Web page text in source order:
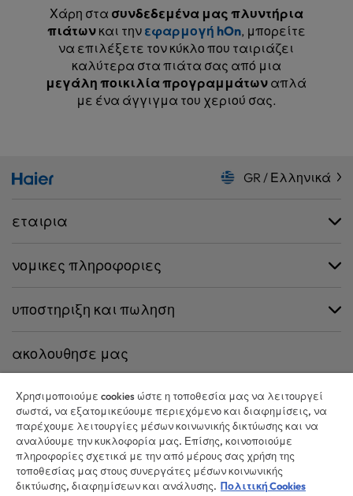
Χάρη στα συνδεδεμένα μας πλυντήρια
πιάτωνκαι την εφαρμογή hOn, μπορείτε
να επιλέξετε τον κύκλο που ταιριάζει
καλύτερα στα πιάτα σας από μια
μεγάλη ποικιλία προγραμμάτων απλά
με ένα άγγιγμα του χεριού σας.
GR / Ελληνικά
εταιρια
νομικες πληροφοριες
υποστηριξη και πωληση
ακολουθησε μας
CANDY HOOVER GROUP S.r.I. - Μοναδικός Μέτοχος - ΕΔΡΑ: Via Comolli,
57 - 20861 Brugherio (MB) - Ιταλία - ΔΙΟΙΚΗΤΙΚΑ ΓΡΑΦΕΙΑ: Via Privata Eden
Fumagalli snc - 20861 Brugherio (MB) και Via Trento n. 20/A-22 - 20871
Vimercate (MB) - Ιταλία - Τηλ.: +39.039.2086.1 - Φαξ: +39.039.2086.237 -
Χρησιμοποιούμε cookies ώστε η τοποθεσία μας να λειτουργεί
σωστά, να εξατομικεύουμε περιεχόμενο και διαφημίσεις, να
παρέχουμε λειτουργίες μέσων κοινωνικής δικτύωσης και να
αναλύουμε την κυκλοφορία μας. Επίσης, κοινοποιούμε
πληροφορίες σχετικά με την από μέρους σας χρήση της
τοποθεσίας μας στους συνεργάτες μέσων κοινωνικής
δικτύωσης, διαφημίσεων και ανάλυσης. Πολιτική Cookies